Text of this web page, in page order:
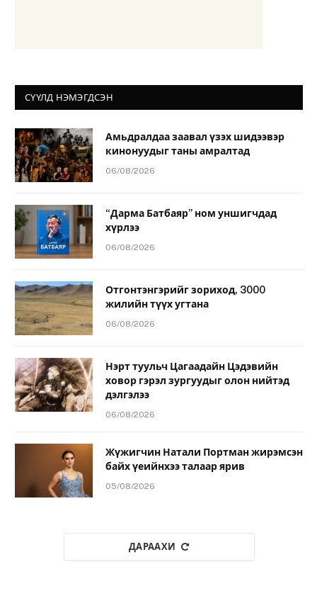
СҮҮЛД НЭМЭГДСЭН
Амьдралдаа заавал үзэх шидээвэр
кинонуудыг таны амралтад
06/08/2026
“Дарма Батбаяр” ном уншигчдад
хүрлээ
06/08/2026
Отгонтэнгэрийг зориход, 3000
жилийн түүх угтана
06/08/2026
Нэрт туульч Цагаадайн Цэдэвийн
ховор гэрэл зургуудыг олон нийтэд
дэлгэлээ
06/08/2026
Жүжигчин Натали Портман жирэмсэн
байх үеийнхээ талаар ярив
05/08/2026
ДАРААХИ